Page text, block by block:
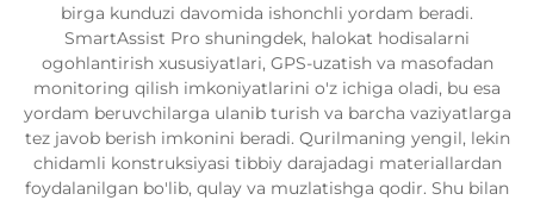
birga kunduzi davomida ishonchli yordam beradi.
SmartAssist Pro shuningdek, halokat hodisalarni
ogohlantirish xususiyatlari, GPS-uzatish va masofadan
monitoring qilish imkoniyatlarini o'z ichiga oladi, bu esa
yordam beruvchilarga ulanib turish va barcha vaziyatlarga
tez javob berish imkonini beradi. Qurilmaning yengil, lekin
chidamli konstruksiyasi tibbiy darajadagi materiallardan
foydalanilgan bo'lib, qulay va muzlatishga qodir. Shu bilan